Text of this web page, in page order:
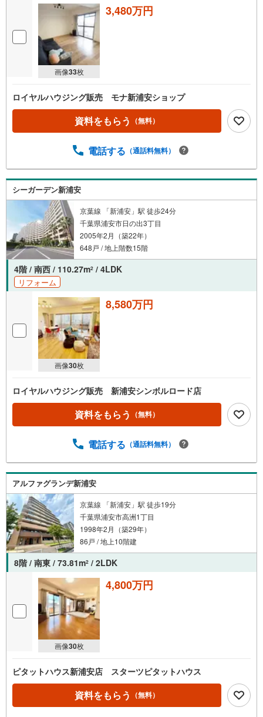
画像33枚
3,480万円
ロイヤルハウジング販売 モナ新浦安ショップ
資料をもらう （無料）
電話する （通話料無料）
シーガーデン新浦安
京葉線 「新浦安」駅 徒歩24分
千葉県浦安市日の出3丁目
2005年2月（築22年）
648戸 / 地上階数15階
4階 / 南西 / 110.27m2 / 4LDK
リフォーム
画像30枚
8,580万円
ロイヤルハウジング販売 新浦安シンボルロード店
資料をもらう （無料）
電話する （通話料無料）
アルファグランデ新浦安
京葉線 「新浦安」駅 徒歩19分
千葉県浦安市高洲1丁目
1998年2月（築29年）
86戸 / 地上10階建
8階 / 南東 / 73.81m2 / 2LDK
画像30枚
4,800万円
ピタットハウス新浦安店 スターツピタットハウス
資料をもらう （無料）